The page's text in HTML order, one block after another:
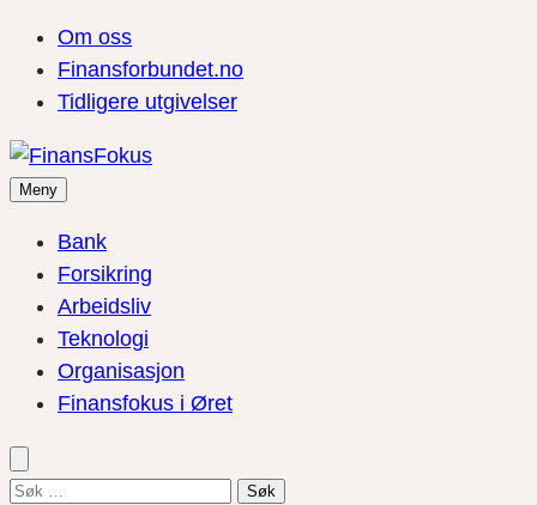
Om oss
Finansforbundet.no
Tidligere utgivelser
Meny
Bank
Forsikring
Arbeidsliv
Teknologi
Organisasjon
Finansfokus i Øret
Søk